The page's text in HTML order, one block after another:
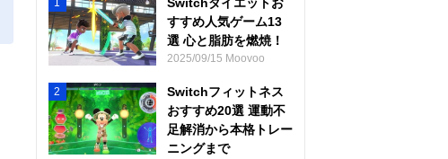
1
Switchダイエットお
すすめ人気ゲーム13
選 心と脂肪を燃焼！
2025/09/15 Moovoo
2
Switchフィットネス
おすすめ20選 運動不
足解消から本格トレー
ニングまで